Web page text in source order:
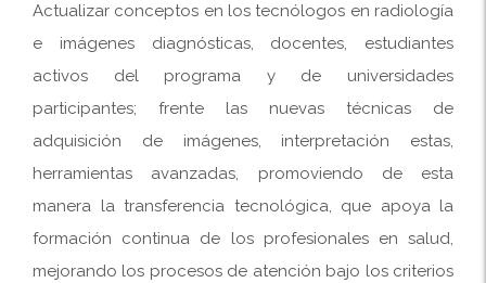
Actualizar conceptos en los tecnólogos en radiología
e imágenes diagnósticas, docentes, estudiantes
activos del programa y de universidades
participantes; frente las nuevas técnicas de
adquisición de imágenes, interpretación estas,
herramientas avanzadas, promoviendo de esta
manera la transferencia tecnológica, que apoya la
formación continua de los profesionales en salud,
mejorando los procesos de atención bajo los criterios